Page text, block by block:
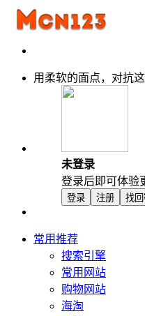
用柔软的面点，对抗
未登录
登录后即可体验
登录 注册 找
常用推荐
搜索引擎
常用网站
购物网站
海淘